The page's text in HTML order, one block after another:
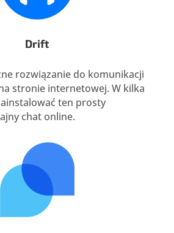
Drift
rozwiązanie do komunikacji
stronie internetowej. W kilka
ten prosty
chat online.